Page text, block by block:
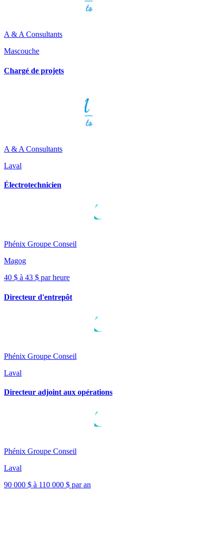
A & A Consultants
Mascouche
Chargé de projets
A & A Consultants
Laval
Électrotechnicien
Phénix Groupe Conseil
Magog
40 $ à 43 $ par heure
Directeur d'entrepôt
Phénix Groupe Conseil
Laval
Directeur adjoint aux opérations
Phénix Groupe Conseil
Laval
90 000 $ à 110 000 $ par an